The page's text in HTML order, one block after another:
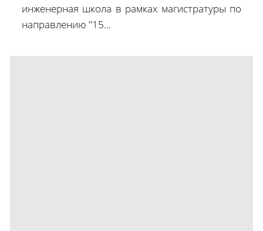
инженерная школа в рамках магистратуры по
направлению "15...